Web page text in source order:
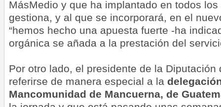
MásMedio y que ha implantado en todos
gestiona, y al que se incorporará, en el
“hemos hecho una apuesta fuerte -ha
orgánica se añada a la prestación del
Por otro lado, el presidente de la Diputación
referirse de manera especial a la
Mancomunidad de Mancuerna, de